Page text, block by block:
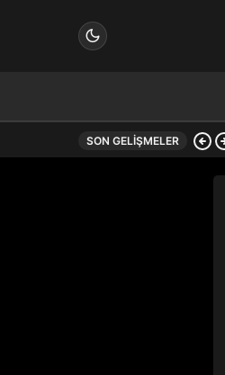
SON GELIŞMELER